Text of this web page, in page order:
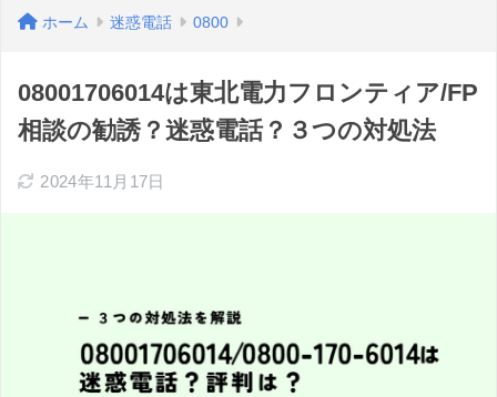
ホーム 迷惑電話 0800
08001706014は東北電力フロンティア/FP
相談の勧誘？迷惑電話？３つの対処法
2024年11月17日